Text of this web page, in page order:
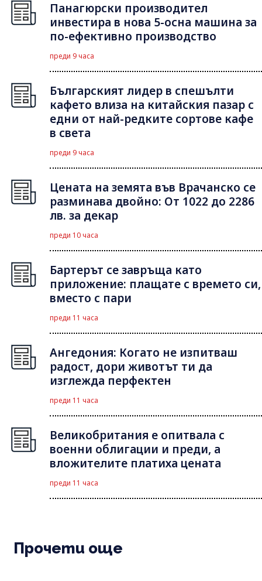
Панагюрски производител
инвестира в нова 5-осна машина за
по-ефективно производство
преди 9 часа
Българският лидер в спешълти
кафето влиза на китайския пазар с
едни от най-редките сортове кафе
в света
преди 9 часа
Цената на земята във Врачанско се
разминава двойно: От 1022 до 2286
лв. за декар
преди 10 часа
Бартерът се завръща като
приложение: плащате с времето си,
вместо с пари
преди 11 часа
Ангедония: Когато не изпитваш
радост, дори животът ти да
изглежда перфектен
преди 11 часа
Великобритания е опитвала с
военни облигации и преди, а
вложителите платиха цената
преди 11 часа
Прочети още